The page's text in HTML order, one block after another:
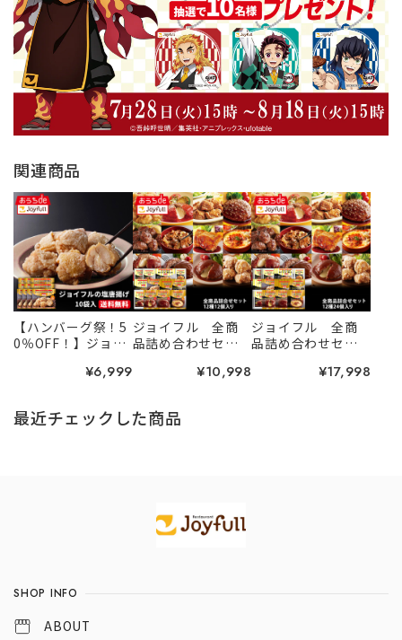
関連商品
【ハンバーグ祭！5
0％OFF！】ジョイ
0袋入り！！¥6,999
ジョイフル 全商
品詰め合わせセッ
¥10,998
ジョイフル 全商
品詰め合わせセッ
¥17,998
最近チェックした商品
SHOP INFO
ABOUT